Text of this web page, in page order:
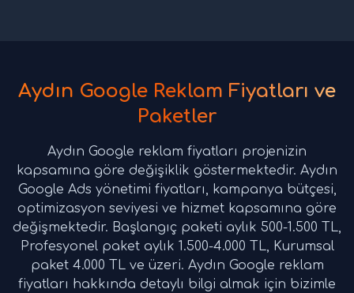
Aydın Google Reklam Fiyatları ve
Paketler
Aydın Google reklam fiyatları projenizin
kapsamına göre değişiklik göstermektedir. Aydın
Google Ads yönetimi fiyatları, kampanya bütçesi,
optimizasyon seviyesi ve hizmet kapsamına göre
değişmektedir. Başlangıç paketi aylık 500-1.500 TL,
Profesyonel paket aylık 1.500-4.000 TL, Kurumsal
paket 4.000 TL ve üzeri. Aydın Google reklam
fiyatları hakkında detaylı bilgi almak için bizimle